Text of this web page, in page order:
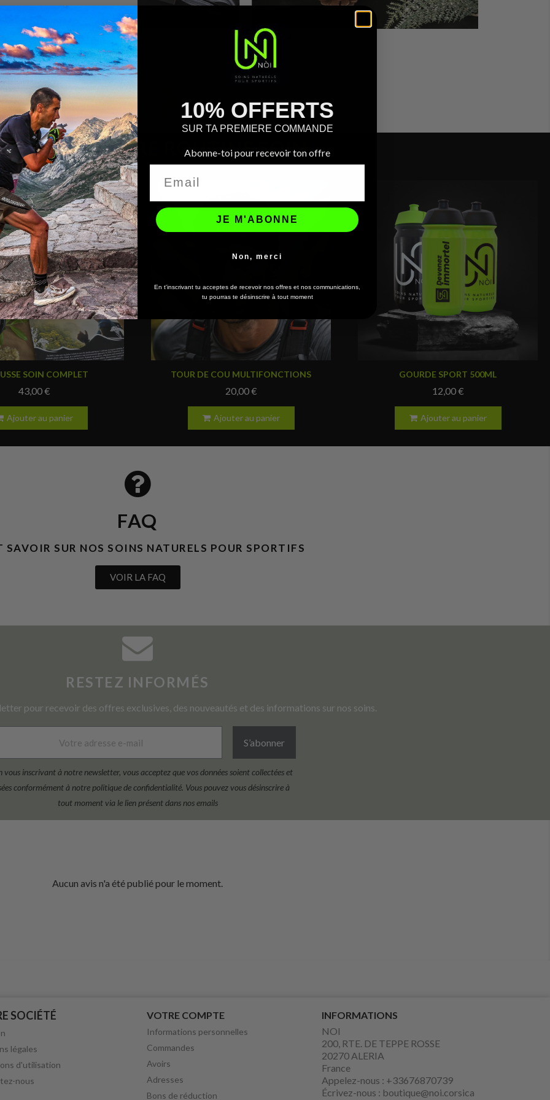
VOTRE ROUTINE SOIN
Aperçu rapide
SOIN COMPLET
43,00 €
Ajouter au panier
Aperçu rapide
TOUR DE COU MULTIFONCTIONS
20,00 €
Ajouter au panier
Aperçu rapide
GOURDE SPORT 500ML
12,00 €
Ajouter au panier
FAQ
SAVOIR SUR NOS SOINS NATURELS POUR SPORTIFS
VOIR LA FAQ
RESTEZ INFORMÉS
pour recevoir des offres exclusives, des nouveautés et des informations sur nos soins.
S’abonner
vous inscrivant à notre newsletter, vous acceptez que vos données soient collectées et
conformément à notre politique de confidentialité. Vous pouvez vous désinscrire à
tout moment via le lien présent dans nos emails
Aucun avis n'a été publié pour le moment.
SOCIÉTÉ
légales
d'utilisation
nous
VOTRE COMPTE
Informations personnelles
Commandes
Avoirs
Adresses
Bons de réduction
INFORMATIONS
NOI
200, RTE. DE TEPPE ROSSE
20270 ALERIA
France
Appelez-nous : +33676870739
Écrivez-nous : boutique@noi.corsica
10% OFFERTS
SUR TA PREMIERE COMMANDE
Abonne-toi pour recevoir ton offre
JE M'ABONNE
Non, merci
En t'inscrivant tu acceptes de recevoir nos offres et nos communications,
tu pourras te désinscrire à tout moment